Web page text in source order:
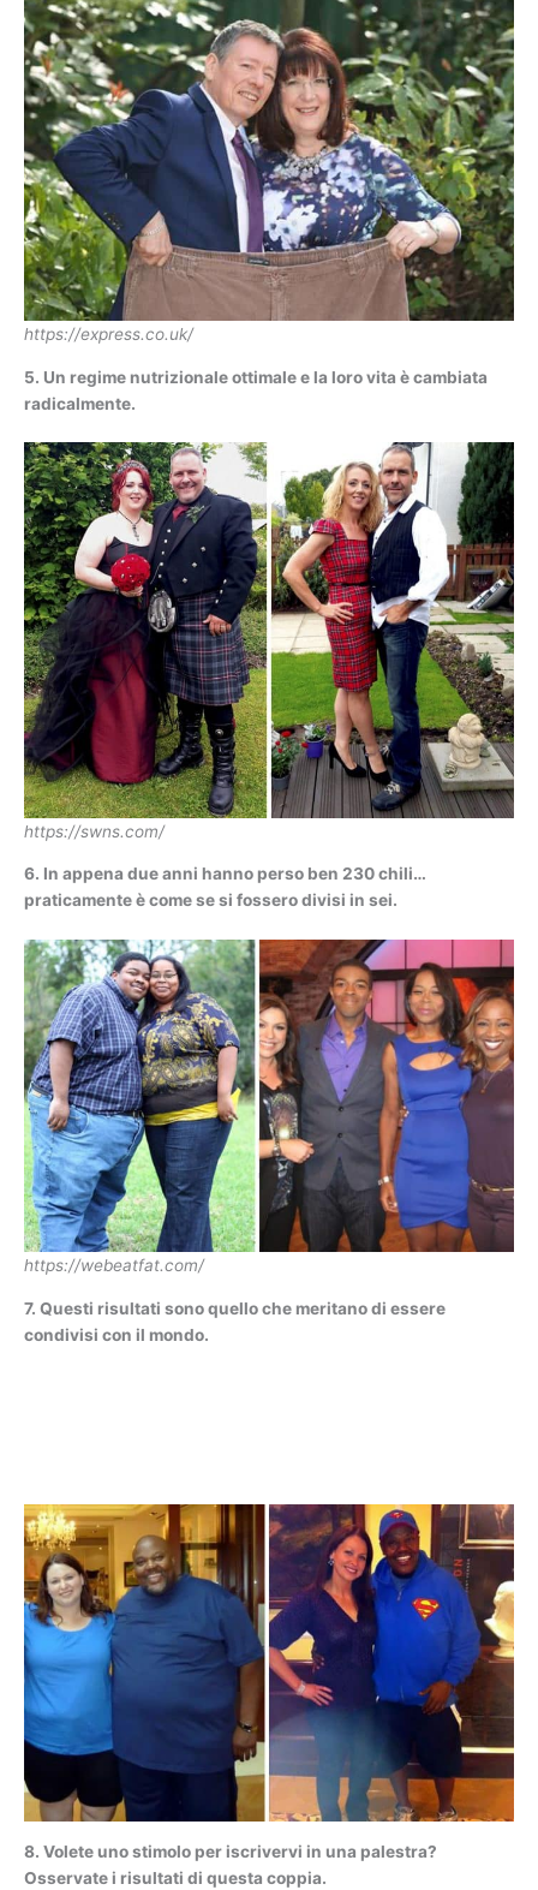
https://express.co.uk/
5. Un regime nutrizionale ottimale e la loro vita è cambiata
radicalmente.
https://swns.com/
6. In appena due anni hanno perso ben 230 chili…
praticamente è come se si fossero divisi in sei.
https://webeatfat.com/
7. Questi risultati sono quello che meritano di essere
condivisi con il mondo.
8. Volete uno stimolo per iscrivervi in una palestra?
Osservate i risultati di questa coppia.